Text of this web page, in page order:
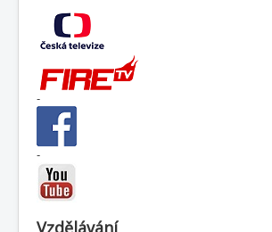
-
-
Vzdělávání